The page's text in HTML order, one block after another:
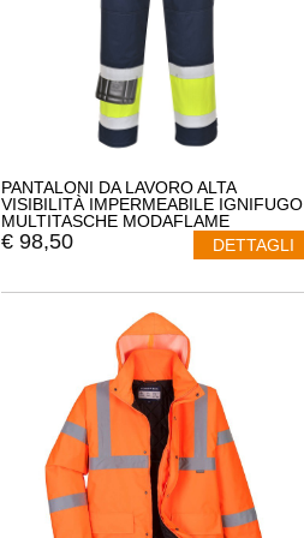
PANTALONI DA LAVORO ALTA
VISIBILITÀ IMPERMEABILE IGNIFUGO
MULTITASCHE MODAFLAME
PORTWEST MV26
€ 98,50 DETTAGLI